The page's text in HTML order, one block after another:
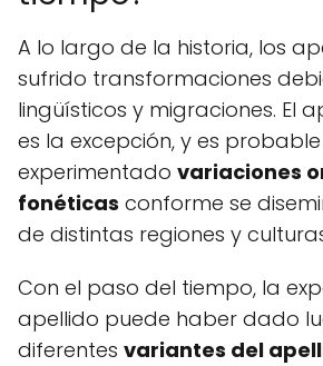
A lo largo de la historia, los
sufrido transformaciones
lingüísticos y migraciones. El
es la excepción, y es
experimentado variaciones
fonéticas conforme se
de distintas regiones y
Con el paso del tiempo, la
apellido puede haber dado
diferentes variantes del